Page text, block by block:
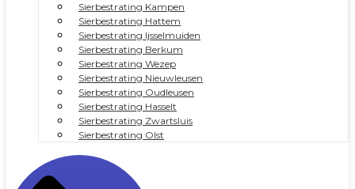
Sierbestrating Kampen
Sierbestrating Hattem
Sierbestrating Ijsselmuiden
Sierbestrating Berkum
Sierbestrating Wezep
Sierbestrating Nieuwleusen
Sierbestrating Oudleusen
Sierbestrating Hasselt
Sierbestrating Zwartsluis
Sierbestrating Olst